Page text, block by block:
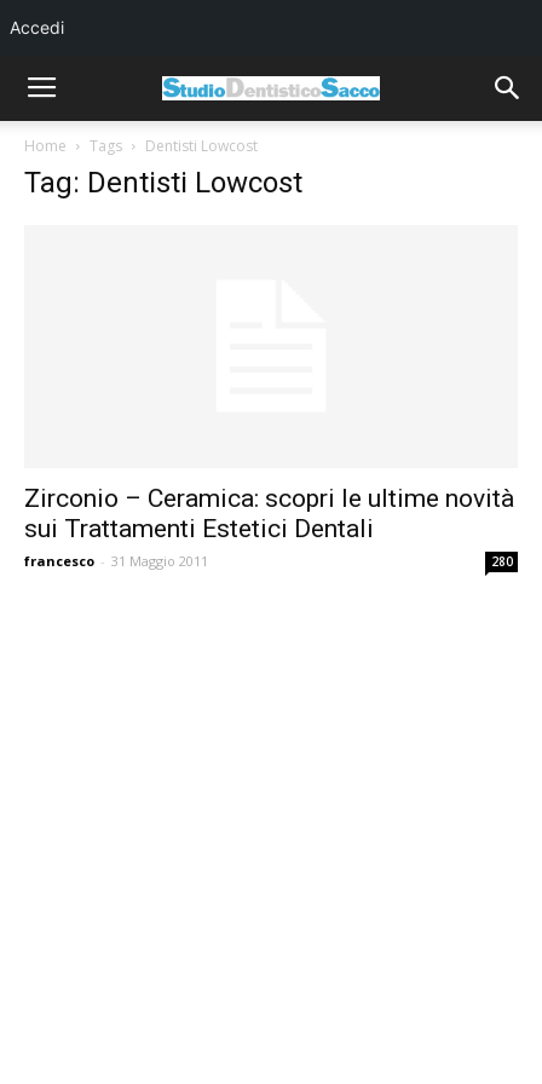
Home Tags Dentisti Lowcost
Tag: Dentisti Lowcost
Zirconio – Ceramica: scopri le ultime novità
sui Trattamenti Estetici Dentali
francesco - 31 Maggio 2011 280
Accedi